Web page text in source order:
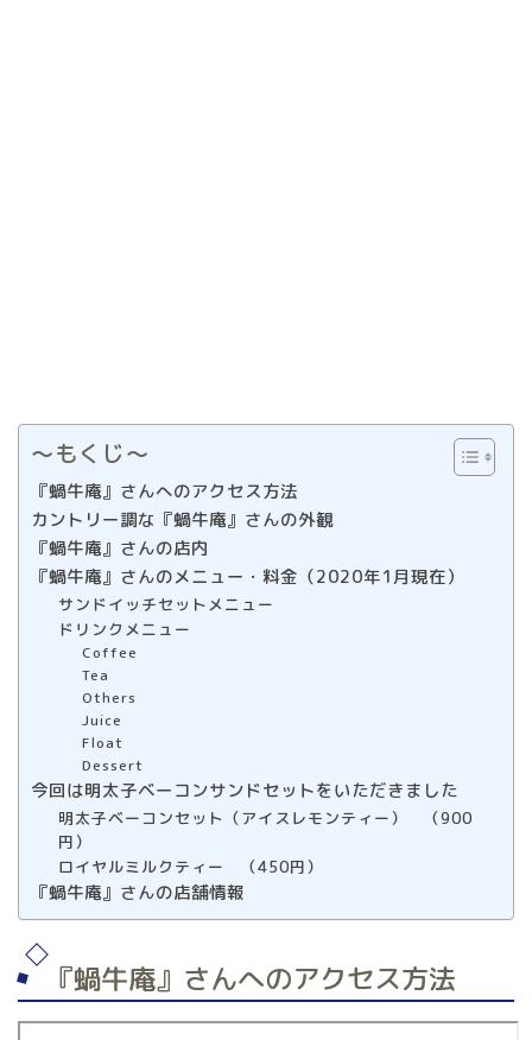
〜もくじ〜
『蝸牛庵』さんへのアクセス方法
カントリー調な『蝸牛庵』さんの外観
『蝸牛庵』さんの店内
『蝸牛庵』さんのメニュー・料金（2020年1月現在）
サンドイッチセットメニュー
ドリンクメニュー
Coffee
Tea
Others
Juice
Float
Dessert
今回は明太子ベーコンサンドセットをいただきました
明太子ベーコンセット（アイスレモンティー） （900
円）
ロイヤルミルクティー （450円）
『蝸牛庵』さんの店舗情報
『蝸牛庵』さんへのアクセス方法